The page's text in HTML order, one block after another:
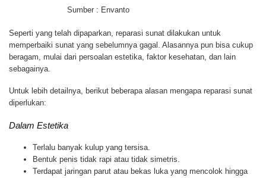
Sumber : Envanto
Seperti yang telah dipaparkan, reparasi sunat dilakukan untuk
memperbaiki sunat yang sebelumnya gagal. Alasannya pun bisa cukup
beragam, mulai dari persoalan estetika, faktor kesehatan, dan lain
sebagainya.
Untuk lebih detailnya, berikut beberapa alasan mengapa reparasi sunat
diperlukan:
Dalam Estetika
Terlalu banyak kulup yang tersisa.
Bentuk penis tidak rapi atau tidak simetris.
Terdapat jaringan parut atau bekas luka yang mencolok hingga